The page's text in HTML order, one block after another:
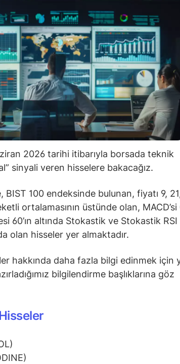
2026 tarihi itibarıyla borsada teknik
sinyali veren hisselere bakacağız.
BIST 100 endeksinde bulunan, fiyatı 9,
ortalamasının üstünde olan, MACD’si
60’ın altında Stokastik ve Stokastik RSI
olan hisseler yer almaktadır.
hakkında daha fazla bilgi edinmek için
bilgilendirme başlıklarına göz